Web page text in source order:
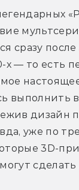
сразу
х — то есть
выполнить
дизайн
уже по
3D-
сделать